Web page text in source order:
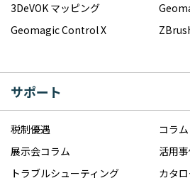
3DeVOK マッピング
Geomagic Control X
サポート
税制優遇
コラム
展示会コラム
活用
トラブルシューティング
カタ